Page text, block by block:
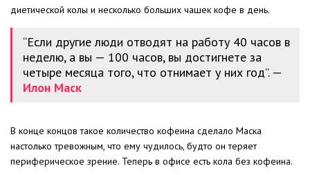
диетической колы и несколько больших чашек кофе в день.
“Если другие люди отводят на работу 40 часов в
неделю, а вы — 100 часов, вы достигнете за
четыре месяца того, что отнимает у них год”. —
Илон Маск
В конце концов такое количество кофеина сделало Маска
настолько тревожным, что ему чудилось, будто он теряет
периферическое зрение. Теперь в офисе есть кола без кофеина.